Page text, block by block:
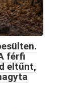
férfi
eltűnt,